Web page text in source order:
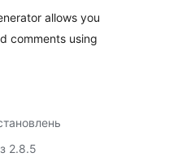
allows you
comments using
2.8.5